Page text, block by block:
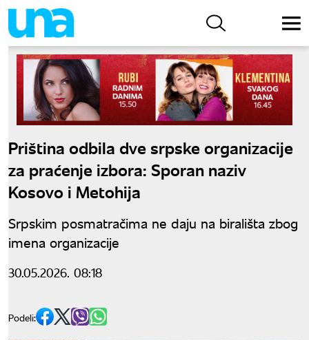
Priština odbila dve srpske organizacije
za praćenje izbora: Sporan naziv
Kosovo i Metohija
Srpskim posmatračima ne daju na birališta zbog
imena organizacije
30.05.2026. 08:18
Podeli: